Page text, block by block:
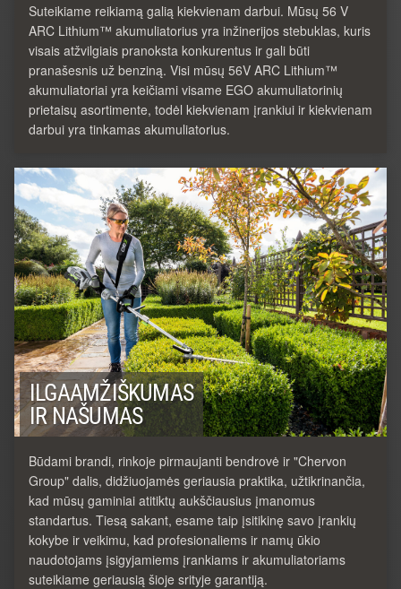
Suteikiame reikiamą galią kiekvienam darbui. Mūsų 56 V
ARC Lithium™ akumuliatorius yra inžinerijos stebuklas, kuris
visais atžvilgiais pranoksta konkurentus ir gali būti
pranašesnis už benziną. Visi mūsų 56V ARC Lithium™
akumuliatoriai yra keičiami visame EGO akumuliatorinių
prietaisų asortimente, todėl kiekvienam įrankiui ir kiekvienam
darbui yra tinkamas akumuliatorius.
ILGAAMŽIŠKUMAS
IR NAŠUMAS
Būdami brandi, rinkoje pirmaujanti bendrovė ir "Chervon
Group" dalis, didžiuojamės geriausia praktika, užtikrinančia,
kad mūsų gaminiai atitiktų aukščiausius įmanomus
standartus. Tiesą sakant, esame taip įsitikinę savo įrankių
kokybe ir veikimu, kad profesionaliems ir namų ūkio
naudotojams įsigyjamiems įrankiams ir akumuliatoriams
suteikiame geriausią šioje srityje garantiją.